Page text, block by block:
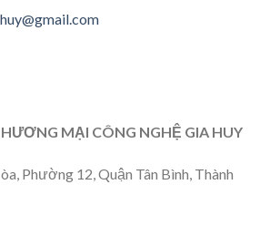
MẠI CÔNG NGHỆ GIA HUY
Phường 12, Quận Tân Bình, Thành